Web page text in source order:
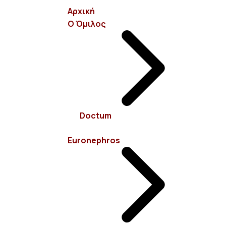
Αρχική
Ο Όμιλος
Doctum
Euronephros
Σεβαστουπόλεως 15, 11526 Αμπελόκηποι - Αθήνα